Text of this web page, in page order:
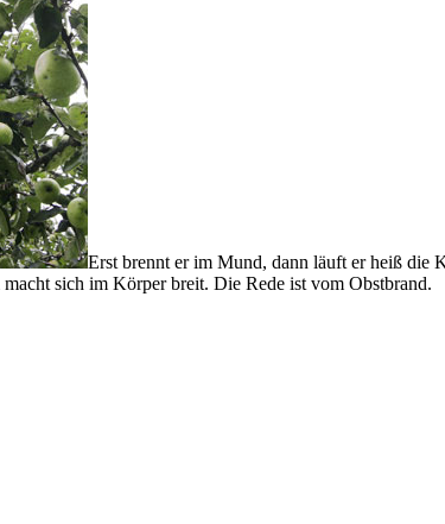
Erst brennt er im Mund, dann läuft er heiß die
sich im Körper breit. Die Rede ist vom Obstbrand.